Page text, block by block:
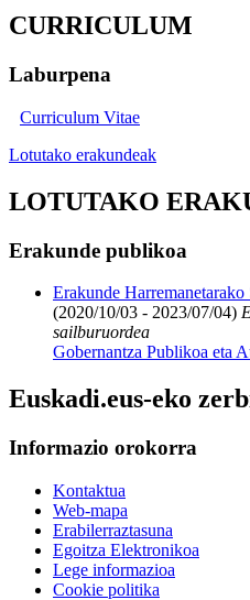
CURRICULUM
Laburpena
Curriculum Vitae
Lotutako erakundeak
LOTUTAKO
Erakunde publikoa
Erakunde
(2020/10/03 - 2023/07/04)
sailburuordea
Gobernantza Publikoa eta
Euskadi.eus-eko
Informazio orokorra
Kontaktua
Web-mapa
Erabilerraztasuna
Egoitza Elektronikoa
Lege informazioa
Cookie politika